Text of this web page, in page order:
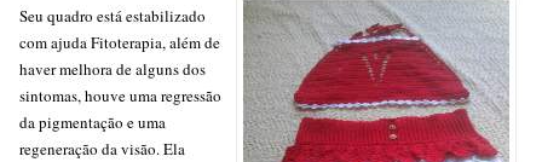
Seu quadro está estabilizado
com ajuda Fitoterapia, além de
haver melhora de alguns dos
sintomas, houve uma regressão
da pigmentação e uma
regeneração da visão. Ela